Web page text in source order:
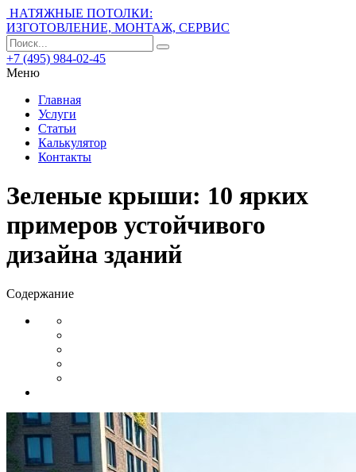
НАТЯЖНЫЕ ПОТОЛКИ:
ИЗГОТОВЛЕНИЕ, МОНТАЖ, СЕРВИС
+7 (495) 984-02-45
Меню
Главная
Услуги
Статьи
Калькулятор
Контакты
Зеленые крыши: 10 ярких
примеров устойчивого
дизайна зданий
Содержание